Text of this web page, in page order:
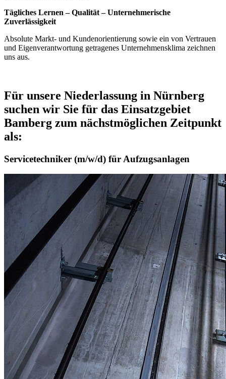
Tägliches Lernen – Qualität – Unternehmerische
Zuverlässigkeit
Absolute Markt- und Kundenorientierung sowie ein von Vertrauen
und Eigenverantwortung getragenes Unternehmensklima zeichnen
uns aus.
Für unsere Niederlassung in Nürnberg
suchen wir Sie für das Einsatzgebiet
Bamberg zum nächstmöglichen Zeitpunkt
als:
Servicetechniker (m/w/d) für Aufzugsanlagen